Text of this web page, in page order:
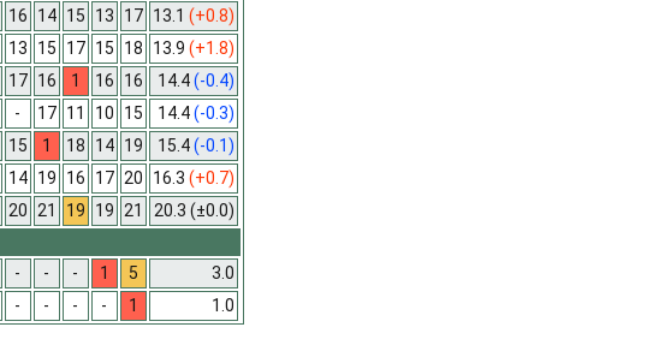
16 14 15 13 17 13.1 (+0.8)
13 15 17 15 18 13.9 (+1.8)
17 16 1 16 16 14.4(-0.4)
- 17 11 10 15 14.4(-0.3)
15 1 18 14 19 15.4(-0.1)
14 19 16 17 20 16.3 (+0.7)
20 21 19 19 21 20.3 (±0.0)
- - - 1 5
3.0
- - - - 1 1.0